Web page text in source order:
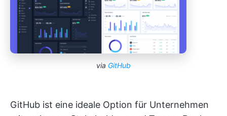
via GitHub
GitHub ist eine ideale Option für Unternehmen